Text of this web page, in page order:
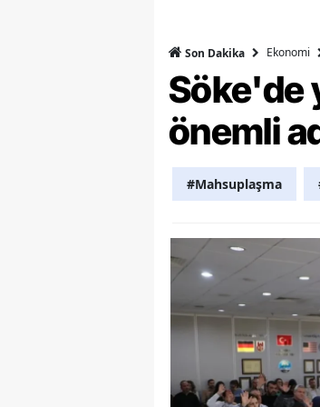
Son Dakika Ekonomi
Söke'de
önemli
#Mahsuplaşma